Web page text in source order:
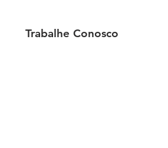
Trabalhe Conosco